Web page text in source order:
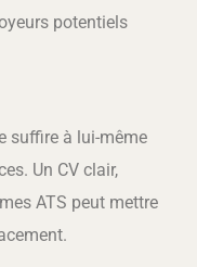
potentiels
suffire à lui-même
Un CV clair,
ATS peut mettre